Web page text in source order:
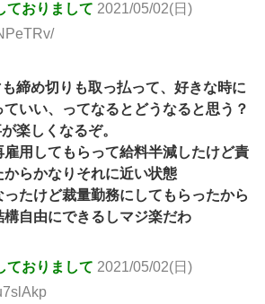
ておりまして 2021/05/02(日)
締め切りも取っ払って、好きな時に
いい、ってなるとどうなると思う？
楽しくなるぞ。
用してもらって給料半減したけど責
らかなりそれに近い状態
たけど裁量勤務にしてもらったから
自由にできるしマジ楽だわ
ておりまして 2021/05/02(日)